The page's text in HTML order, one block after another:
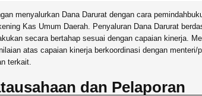
menyalurkan Dana Darurat dengan cara
Kas Umum Daerah. Penyaluran Dana Darurat
secara bertahap sesuai dengan capaian kinerja.
atas capaian kinerja berkoordinasi dengan menteri/
terkait.
dan Pelaporan